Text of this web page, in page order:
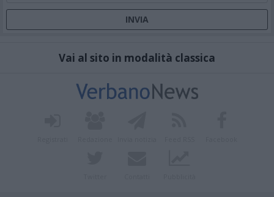
Vai al sito in modalità classica